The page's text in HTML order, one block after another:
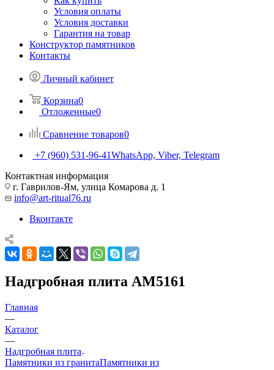
Условия оплаты
Условия доставки
Гарантия на товар
Конструктор памятников
Контакты
Личный кабинет
Корзина0
Отложенные0
Сравнение товаров0
+7 (960) 531-96-41WhatsApp, Viber, Telegram
Контактная информация
г. Гаврилов-Ям, улица Комарова д. 1
info@art-ritual76.ru
Вконтакте
Надгробная плита AM5161
Главная
—
Каталог
—
Надгробная плита
Памятники из гранитаПамятники из